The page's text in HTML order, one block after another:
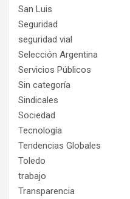
San Luis
Seguridad
seguridad vial
Selección Argentina
Servicios Públicos
Sin categoría
Sindicales
Sociedad
Tecnología
Tendencias Globales
Toledo
trabajo
Transparencia